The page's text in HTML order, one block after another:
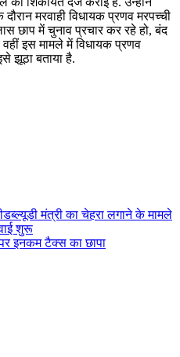
मरवाही विधायक प्रणव मरपच्ची
छाप में चुनाव प्रचार कर रहे हो, बंद
वहीं इस मामले में विधायक प्रणव
झूठा बताया है.
मंत्री का चेहरा लगाने के मामले
शुरू
इनकम टैक्स का छापा